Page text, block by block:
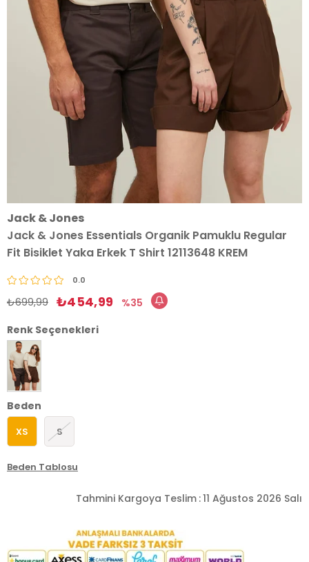
Jack & Jones
Jack & Jones Essentials Organik Pamuklu Regular
Fit Bisiklet Yaka Erkek T Shirt 12113648 KREM
0.0
₺699,99 ₺454,99
35
Renk Seçenekleri
Beden
XS S
Beden Tablosu
Tahmini Kargoya Teslim :11 Ağustos 2026 Salı